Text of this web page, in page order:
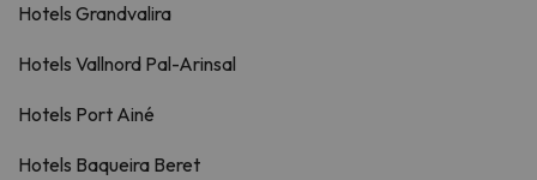
Hotels Grandvalira
Hotels Vallnord Pal-Arinsal
Hotels Port Ainé
Hotels Baqueira Beret